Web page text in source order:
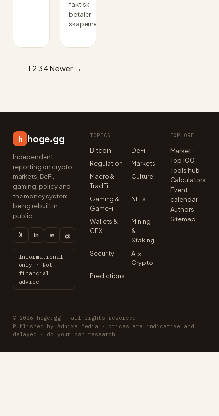
faktisk
betaler
skaperne,
1 2 3 4Newer →
h hoge.gg
Independent
reporting on crypto
markets, DeFi,
gaming, policy and
the money system
being rebuilt in
public.
X in ≋ @
Informational
only · Not
financial
advice
TOPICS
Bitcoin
DeFi
Regulation
Markets
Macro &
TradFi
Culture
Gaming &
GameFi
NFTs
Wallets &
CEX
Mining
&
Staking
Security
AI ×
Crypto
Predictions
EXPLORE
Market ·
Top 100
Tools hub
Calculators
Event
calendar
Authors
Sitemap
© 2026 hoge.gg — all rights reserved
Published by Adnixa Media · prices are indicative and
delayed · do your own research